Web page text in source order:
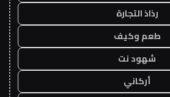
رذاذ التجارة
طعم وكيف
شهود نت
أركاني